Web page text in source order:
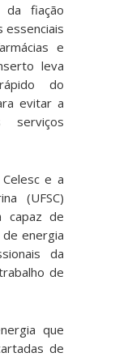
da fiação
essenciais
e
leva
do
evitar a
serviços
e a
(UFSC)
capaz de
energia
da
de
que
de